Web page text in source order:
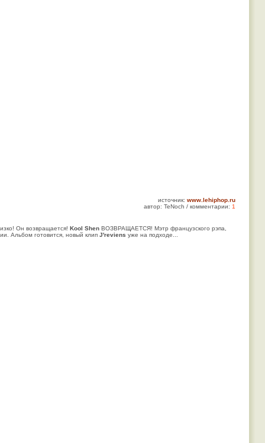
источник: www.lehiphop.ru
автор: TeNoch / комментарии: 1
Он возвращается! Kool Shen ВОЗВРАЩАЕТСЯ! Мэтр французского рэпа,
Альбом готовится, новый клип J'reviens уже на подходе...